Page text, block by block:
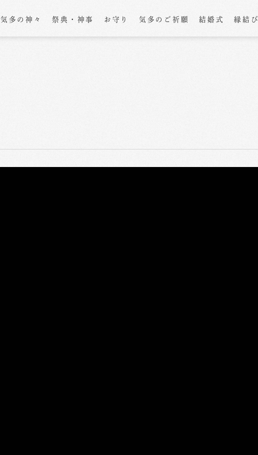
気多の神々 祭典・神事 お守り 気多のご祈願 結婚式 縁結び